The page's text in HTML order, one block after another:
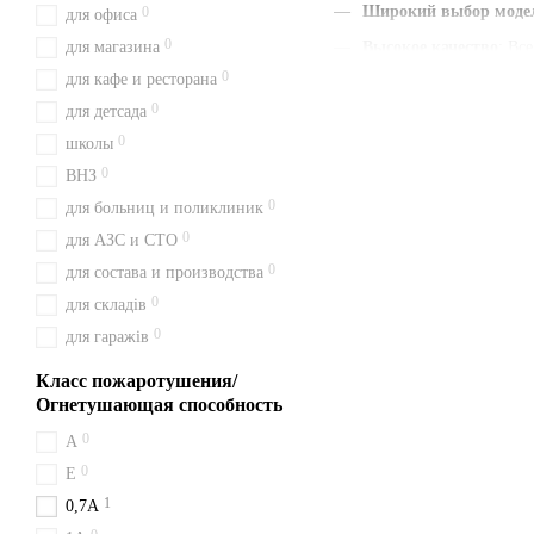
Широкий выбор
для офиса 0
для магазина 0
для кафе и ресторана 0
для детсада 0
школы 0
ВНЗ 0
для больниц и поликлиник 0
для АЗС и СТО 0
для состава и производства 0
для складів 0
для гаражів 0
Класс пожаротушения/
Огнетушающая способность
A 0
Е 0
0,7А 1